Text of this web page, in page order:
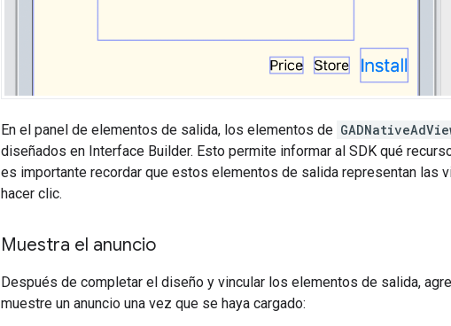
En el panel de elementos de salida, los elementos de
diseñados en Interface Builder. Esto permite informar al SDK qué
es importante recordar que estos elementos de salida representan las
hacer clic.
Muestra el anuncio
Después de completar el diseño y vincular los elementos de salida,
muestre un anuncio una vez que se haya cargado: